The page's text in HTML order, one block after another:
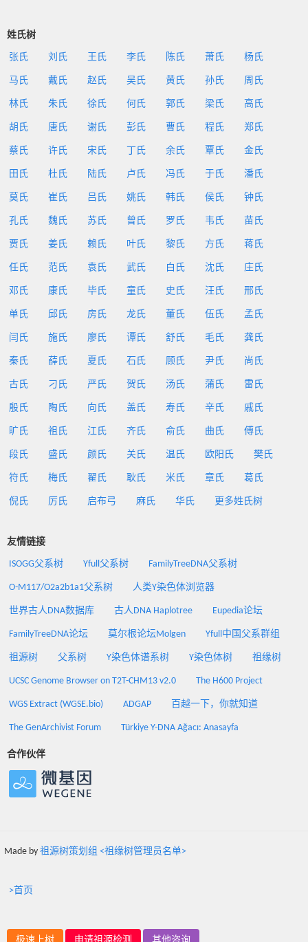
姓氏树
张氏 刘氏 王氏 李氏 陈氏 萧氏 杨氏
马氏 戴氏 赵氏 吴氏 黄氏 孙氏 周氏
林氏 朱氏 徐氏 何氏 郭氏 梁氏 高氏
胡氏 唐氏 谢氏 彭氏 曹氏 程氏 郑氏
蔡氏 许氏 宋氏 丁氏 余氏 覃氏 金氏
田氏 杜氏 陆氏 卢氏 冯氏 于氏 潘氏
莫氏 崔氏 吕氏 姚氏 韩氏 侯氏 钟氏
孔氏 魏氏 苏氏 曾氏 罗氏 韦氏 苗氏
贾氏 姜氏 赖氏 叶氏 黎氏 方氏 蒋氏
任氏 范氏 袁氏 武氏 白氏 沈氏 庄氏
邓氏 康氏 毕氏 童氏 史氏 汪氏 邢氏
单氏 邱氏 房氏 龙氏 董氏 伍氏 孟氏
闫氏 施氏 廖氏 谭氏 舒氏 毛氏 龚氏
秦氏 薛氏 夏氏 石氏 顾氏 尹氏 尚氏
古氏 刁氏 严氏 贺氏 汤氏 蒲氏 雷氏
殷氏 陶氏 向氏 盖氏 寿氏 辛氏 戚氏
旷氏 祖氏 江氏 齐氏 俞氏 曲氏 傅氏
段氏 盛氏 颜氏 关氏 温氏 欧阳氏 樊氏
符氏 梅氏 翟氏 耿氏 米氏 章氏 葛氏
倪氏 厉氏 启布弓 麻氏 华氏 更多姓氏树
友情链接
ISOGG父系树 Yfull父系树 FamilyTreeDNA父系树
O-M117/O2a2b1a1父系树 人类Y染色体浏览器
世界古人DNA数据库 古人DNA Haplotree Eupedia论坛
FamilyTreeDNA论坛 莫尔根论坛Molgen Yfull中国父系群组
祖源树 父系树 Y染色体谱系树 Y染色体树 祖缘树
UCSC Genome Browser on T2T-CHM13 v2.0 The H600 Project
WGS Extract (WGSE.bio) ADGAP 百越一下，你就知道
The GenArchivist Forum Türkiye Y-DNA Ağacı: Anasayfa
合作伙伴
Made by 祖源树策划组 <祖缘树管理员名单>
>首页